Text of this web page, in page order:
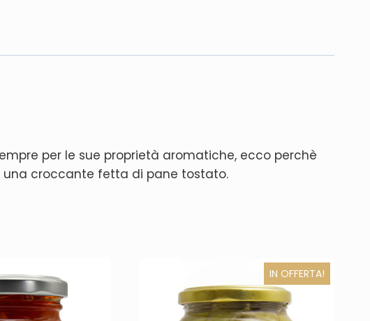
per le sue proprietà aromatiche, ecco perchè
una croccante fetta di pane tostato.
IN OFFERTA!